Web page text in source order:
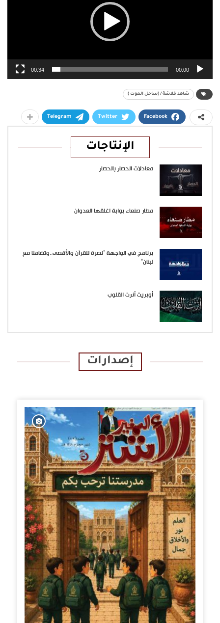
00:00
00:34
شاهد فلاشة / (ساحل الموت )
Facebook
Twitter
Telegram
الإنتاجات
معادلات الحصار بالحصار
مطار صنعاء بوابة اغلقها العدوان
برنامج في الواجهة “نصرة للقرآن والأقصى..وتضامنا مع
لبنان”
أوبريت أنرت القلوب
إصدارات